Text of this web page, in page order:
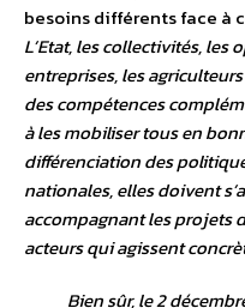
besoins différents face à
L’Etat, les collectivités, les
entreprises, les
des compétences
à les mobiliser tous en
différenciation des
nationales, elles doivent
accompagnant les projets
acteurs qui agissent
Bien sûr, le 2